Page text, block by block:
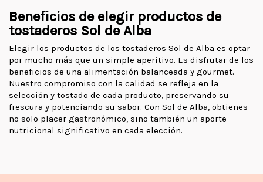
Beneficios de elegir productos de
tostaderos Sol de Alba
Elegir los productos de los tostaderos Sol de Alba es optar
por mucho más que un simple aperitivo. Es disfrutar de los
beneficios de una alimentación balanceada y gourmet.
Nuestro compromiso con la calidad se refleja en la
selección y tostado de cada producto, preservando su
frescura y potenciando su sabor. Con Sol de Alba, obtienes
no solo placer gastronómico, sino también un aporte
nutricional significativo en cada elección.